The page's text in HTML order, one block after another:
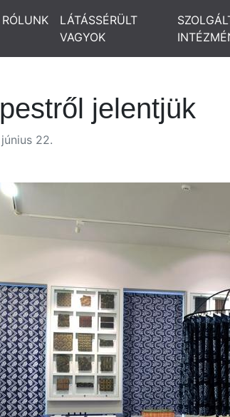
RÓLUNK
LÁTÁSSÉRÜLT
VAGYOK
jelentjük
22.